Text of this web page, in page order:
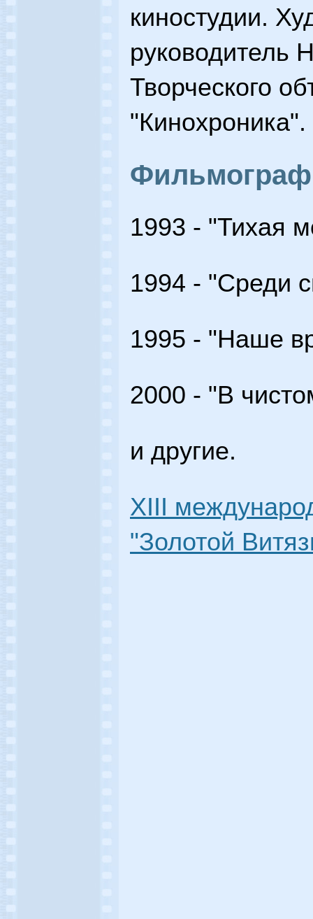
киностудии.
руководитель
Творческого
"Кинохроника".
1993 - "Тихая
1994 - "Среди
1995 - "Наше
2000 - "В
и другие.
XIII
"Золотой